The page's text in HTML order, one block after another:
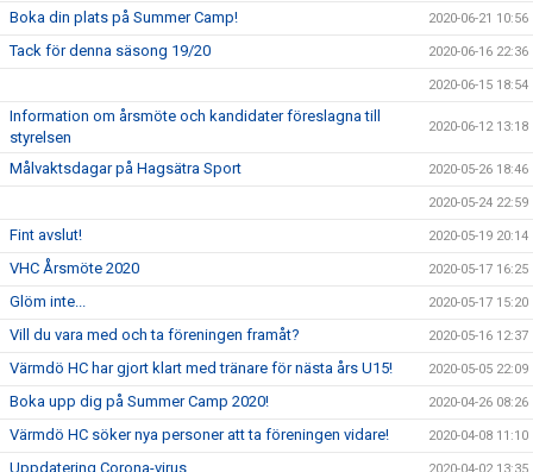
Boka din plats på Summer Camp! 2020-06-21 10:56
Tack för denna säsong 19/20 2020-06-16 22:36
2020-06-15 18:54
Information om årsmöte och kandidater föreslagna till
styrelsen
2020-06-12 13:18
Målvaktsdagar på Hagsätra Sport 2020-05-26 18:46
2020-05-24 22:59
Fint avslut! 2020-05-19 20:14
VHC Årsmöte 2020 2020-05-17 16:25
Glöm inte... 2020-05-17 15:20
Vill du vara med och ta föreningen framåt? 2020-05-16 12:37
Värmdö HC har gjort klart med tränare för nästa års U15! 2020-05-05 22:09
Boka upp dig på Summer Camp 2020! 2020-04-26 08:26
Värmdö HC söker nya personer att ta föreningen vidare! 2020-04-08 11:10
Uppdatering Corona-virus